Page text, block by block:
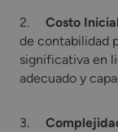
2. Costo
de contabilidad
significativa en
adecuado y
3.